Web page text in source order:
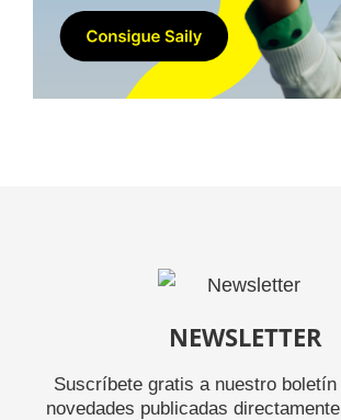
NEWSLETTER
Suscríbete gratis a nuestro
novedades publicadas